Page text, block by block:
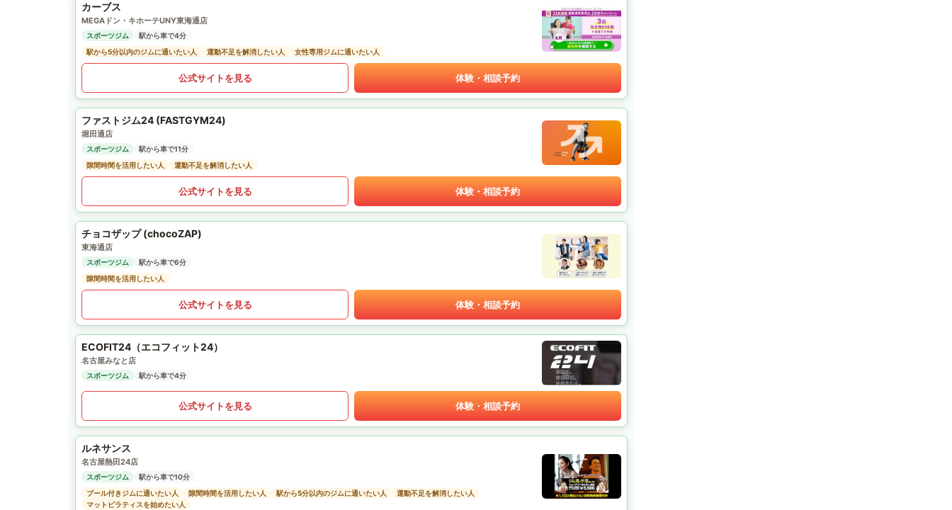
カーブス
MEGAドン・キホーテUNY東海通店
スポーツジム
駅から車で4分
駅から5分以内のジムに通いたい人
運動不足を解消したい人 女性専用ジムに通いたい人
公式サイトを見る 体験・相談予約
ファストジム24 (FASTGYM24)
堀田通店
スポーツジム
駅から車で11分
隙間時間を活用したい人
運動不足を解消したい人
公式サイトを見る 体験・相談予約
チョコザップ (chocoZAP)
東海通店
スポーツジム
駅から車で6分
隙間時間を活用したい人
公式サイトを見る 体験・相談予約
ECOFIT24（エコフィット24）
名古屋みなと店
スポーツジム 駅から車で4分
公式サイトを見る 体験・相談予約
ルネサンス
名古屋熱田24店
スポーツジム
駅から車で10分
プール付きジムに通いたい人
隙間時間を活用したい人 駅から5分以内のジムに通いたい人
運動不足を解消したい人
マットピラティスを始めたい人